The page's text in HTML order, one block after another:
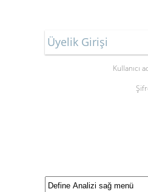
Üyelik Girişi
Kullanıcı